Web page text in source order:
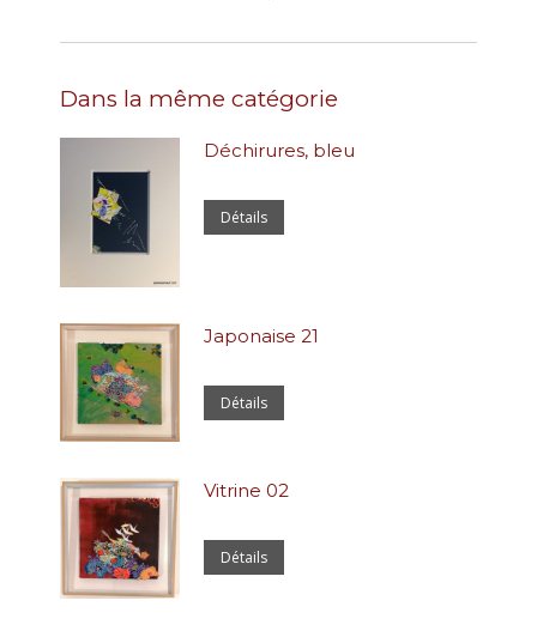
Dans la même catégorie
Déchirures, bleu
Détails
Japonaise 21
Détails
Vitrine 02
Détails